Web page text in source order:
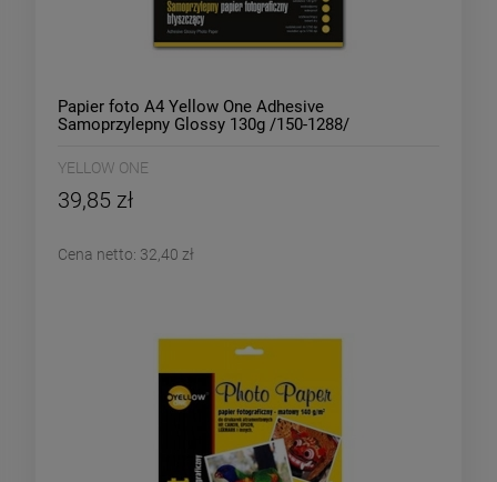
Papier foto A4 Yellow One Adhesive
Samoprzylepny Glossy 130g /150-1288/
YELLOW ONE
39,85 zł
Cena netto: 32,40 zł